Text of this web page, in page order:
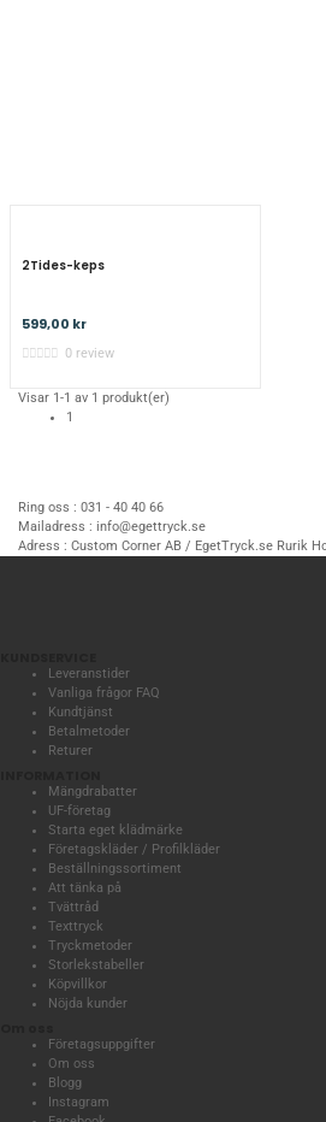
2Tides-keps
599,00 kr
0 review
Visar 1-1 av 1 produkt(er)
1
Ring oss : 031 - 40 40 66
Mailadress : info@egettryck.se
Adress : Custom Corner AB / EgetTryck.se Rurik
Leveranstider
Vanliga frågor FAQ
Kundtjänst
Betalmetoder
Returer
Mängdrabatter
UF-företag
Starta eget klädmärke
Företagskläder / Profilkläder
Beställningssortiment
Att tänka på
Tvättråd
Texttryck
Tryckmetoder
Storlekstabeller
Köpvillkor
Nöjda kunder
Företagsuppgifter
Om oss
Blogg
Instagram